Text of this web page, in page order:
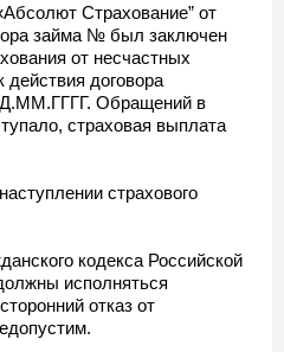
Страхование” от
займа № был заключен
от несчастных
договора
Обращений в
страховая выплата
страхового
кодекса Российской
исполняться
отказ от